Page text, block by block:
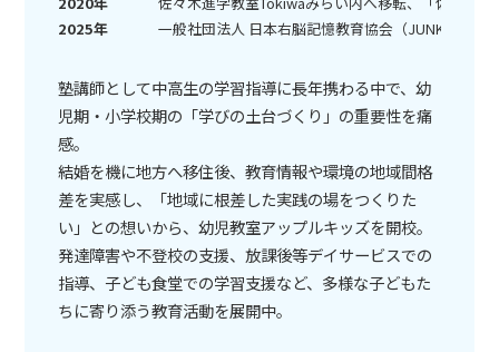
2025年
一般社団法人 日本右脳記憶教育協会（JUNKK）代
塾講師として中高生の学習指導に長年携わる中で、幼
児期・小学校期の「学びの土台づくり」の重要性を痛
感。
結婚を機に地方へ移住後、教育情報や環境の地域間格
差を実感し、「地域に根差した実践の場をつくりた
い」との想いから、幼児教室アップルキッズを開校。
発達障害や不登校の支援、放課後等デイサービスでの
指導、子ども食堂での学習支援など、多様な子どもた
ちに寄り添う教育活動を展開中。